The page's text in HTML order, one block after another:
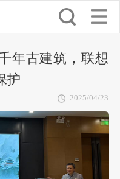
年古建筑，联想
护
2025/04/23